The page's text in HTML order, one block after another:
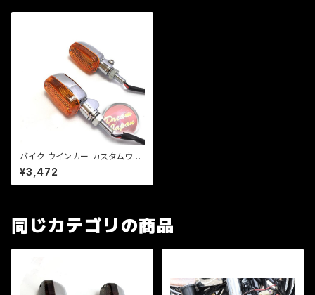
バイク ウインカー カスタムウイ
ンカー ver.1 【シルバー/オレン
ジレンズ】 汎用 2個セット CB/X
JR/Z/ゼファー/バリオス/a253
¥3,472
同じカテゴリの商品